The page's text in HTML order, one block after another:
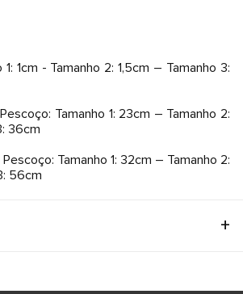
1cm - Tamanho 2: 1,5cm – Tamanho 3:
Tamanho 1: 23cm – Tamanho 2:
36cm
Tamanho 1: 32cm – Tamanho 2:
56cm